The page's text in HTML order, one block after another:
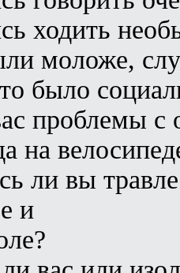
ходить
моложе,
было
проблемы с
на
ли вы
и